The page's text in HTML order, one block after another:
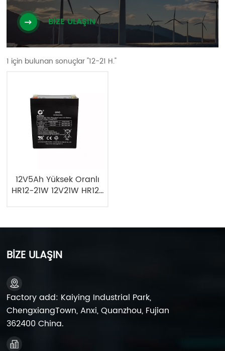
BİZE ULAŞIN
1 için bulunan sonuçlar "12-21 H."
12V5Ah Yüksek Oranlı
HR12-21W 12V21W HR12-
BİZE ULAŞIN
Factory add: Kaiying Industrial Park,
ChengxiangTown, Anxi, Quanzhou, Fujian
362400 China.